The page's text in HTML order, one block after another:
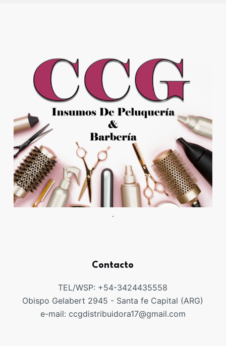
.
Contacto
TEL/WSP: +54-3424435558
Obispo Gelabert 2945 - Santa fe Capital (ARG)
e-mail: ccgdistribuidora17@gmail.com